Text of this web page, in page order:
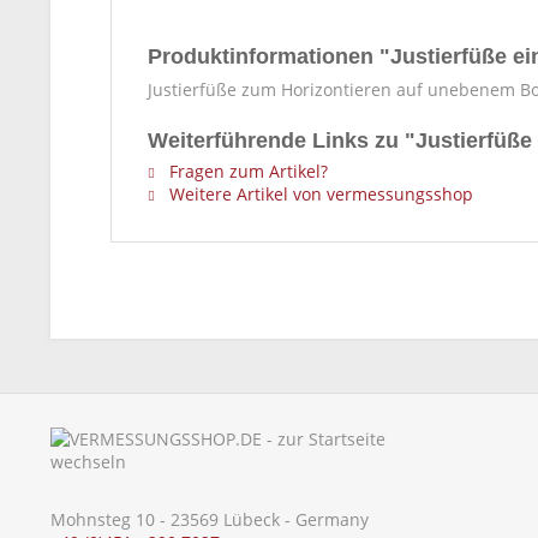
Produktinformationen "Justierfüße
Justierfüße zum Horizontieren auf unebenem
Weiterführende Links zu "Justierfüße
Fragen zum Artikel?
Weitere Artikel von vermessungsshop
Mohnsteg 10 - 23569 Lübeck - Germany